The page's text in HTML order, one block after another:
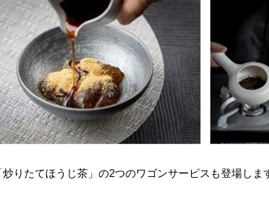
りたてほうじ茶」の2つのワゴンサービスも登場しま